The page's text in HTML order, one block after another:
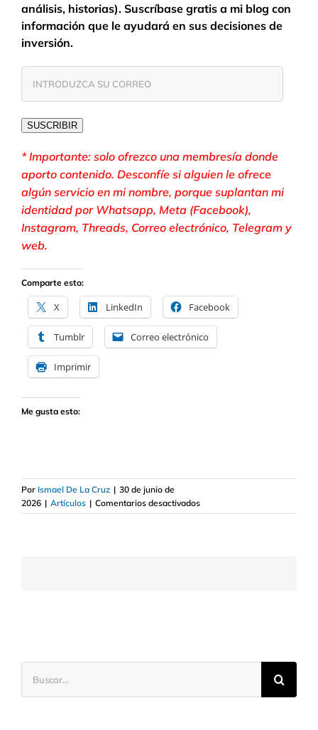
análisis, historias). Suscríbase gratis a mi blog con
información que le ayudará en sus decisiones de
inversión.
SU
SUSCRIBIR
* Importante: solo ofrezco una membresía donde
aporto contenido. Desconfíe si alguien le ofrece
algún servicio en mi nombre, porque suplantan mi
identidad por Whatsapp, Meta (Facebook),
Instagram, Threads, Correo electrónico, Telegram y
web.
Comparte esto:
X LinkedIn Facebook
Tumblr Correo electrónico
Imprimir
Me gusta esto:
Por Ismael De La Cruz | 30 de junio de
2026 | Artículos | Comentarios desactivadosen
¿Es
europea?